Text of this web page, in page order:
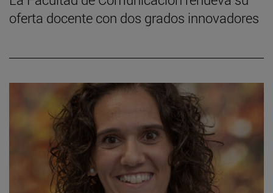
oferta docente con dos grados innovadores